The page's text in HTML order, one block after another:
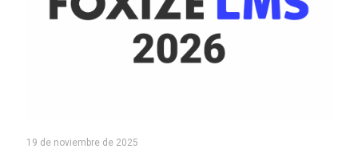
19 de noviembre de 2025